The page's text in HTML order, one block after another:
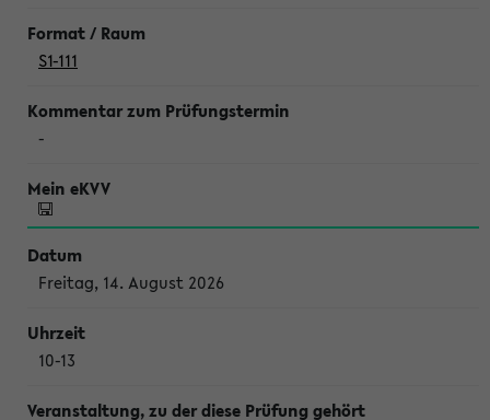
S1-111
-
Freitag, 14. August 2026
10-13